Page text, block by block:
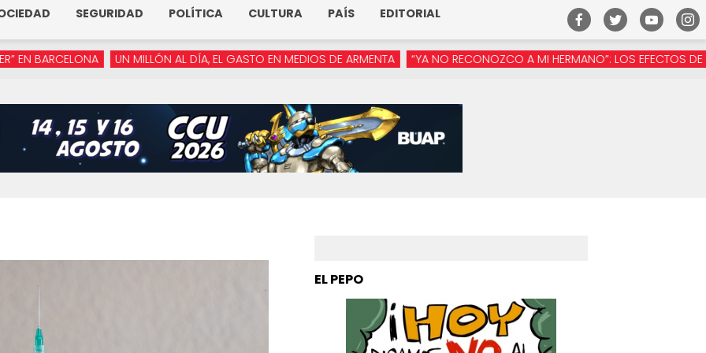
SEGURIDAD POLÍTICA CULTURA PAÍS
EDITORIAL
UN MILLÓN AL DÍA, EL GASTO EN MEDIOS DE ARMENTA “YA NO RECONOZCO A MI HERMANO”: LOS EFECTOS DE LA
EL PEPO